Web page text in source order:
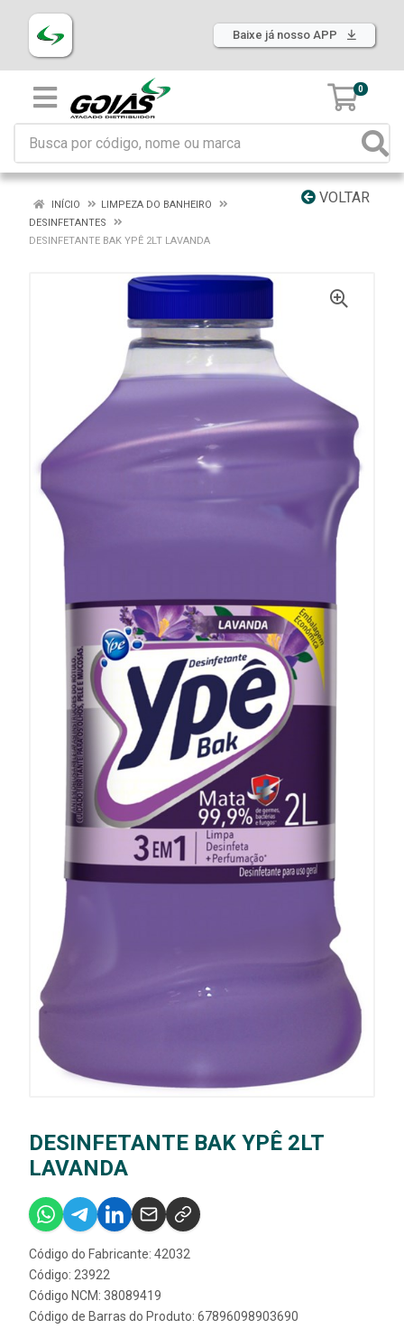
Baixe já nosso APP
0
VOLTAR
INÍCIO
LIMPEZA DO BANHEIRO
DESINFETANTES
DESINFETANTE BAK YPÊ 2LT LAVANDA
DESINFETANTE BAK YPÊ 2LT
LAVANDA
Código do Fabricante: 42032
Código: 23922
Código NCM: 38089419
Código de Barras do Produto: 67896098903690